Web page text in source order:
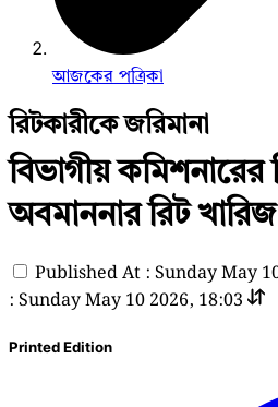
আজকের পত্রিকা
রিটকারীকে জরিমানা
বিভাগীয়
অবমাননার রিট খারিজ
Published At : Sunday May
: Sunday May 10 2026, 18:03
Printed Edition